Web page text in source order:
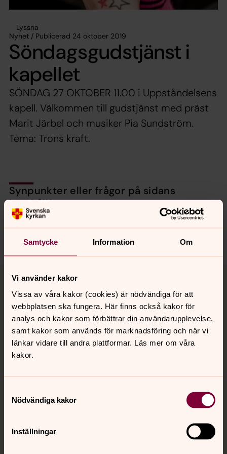
Samtycke Information Om
Vi använder kakor
Vissa av våra kakor (cookies) är nödvändiga för att
webbplatsen ska fungera. Här finns också kakor för
analys och kakor som förbättrar din användarupplevelse,
samt kakor som används för marknadsföring och när vi
länkar vidare till andra plattformar. Läs mer om våra
kakor.
Nödvändiga kakor
Inställningar
Lyssna
Nyhet / Publicerad 24 oktober 2019
Söndagsgudstjänst i
kapellet
SÖNDAG 27 OKTOBER 11.00 i Uppståndelsens
kapell. Välkommen till gudstjänst med präst
Marit Järbel och musiker Pia Sundström.
Tema: Trons kraft.
Synpunkter eller frågor på sidans
innehåll?
nora.tarnsjo.forsamling@svenskakyrkan.se
Kontakt
Kalender
Hitta snabbt
Sociala kanaler